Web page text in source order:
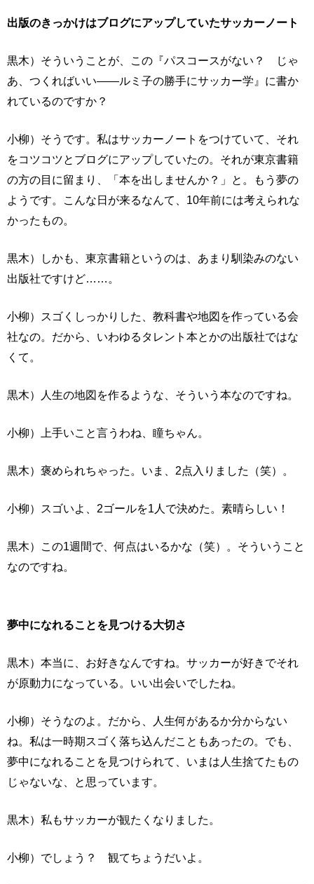
出版のきっかけはブログにアップしていたサッカーノート
黒木）そういうことが、この『パスコースがない？ じゃ
あ、つくればいい——ルミ子の勝手にサッカー学』に書か
れているのですか？
小柳）そうです。私はサッカーノートをつけていて、それ
をコツコツとブログにアップしていたの。それが東京書籍
の方の目に留まり、「本を出しませんか？」と。もう夢の
ようです。こんな日が来るなんて、10年前には考えられな
かったもの。
黒木）しかも、東京書籍というのは、あまり馴染みのない
出版社ですけど……。
小柳）スゴくしっかりした、教科書や地図を作っている会
社なの。だから、いわゆるタレント本とかの出版社ではな
くて。
黒木）人生の地図を作るような、そういう本なのですね。
小柳）上手いこと言うわね、瞳ちゃん。
黒木）褒められちゃった。いま、2点入りました（笑）。
小柳）スゴいよ、2ゴールを1人で決めた。素晴らしい！
黒木）この1週間で、何点はいるかな（笑）。そういうこと
なのですね。
夢中になれることを見つける大切さ
黒木）本当に、お好きなんですね。サッカーが好きでそれ
が原動力になっている。いい出会いでしたね。
小柳）そうなのよ。だから、人生何があるか分からない
ね。私は一時期スゴく落ち込んだこともあったの。でも、
夢中になれることを見つけられて、いまは人生捨てたもの
じゃないな、と思っています。
黒木）私もサッカーが観たくなりました。
小柳）でしょう？ 観てちょうだいよ。